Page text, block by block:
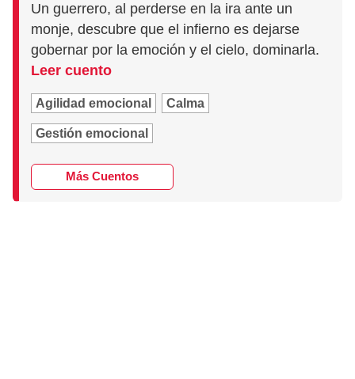
Un guerrero, al perderse en la ira ante un
monje, descubre que el infierno es dejarse
gobernar por la emoción y el cielo, dominarla.
Leer cuento
Agilidad emocional Calma
Gestión emocional
Más Cuentos